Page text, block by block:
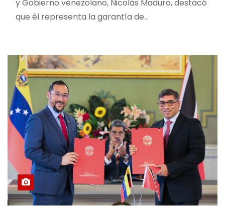
y Gobierno venezolano, Nicolás Maduro, destacó
que él representa la garantía de…